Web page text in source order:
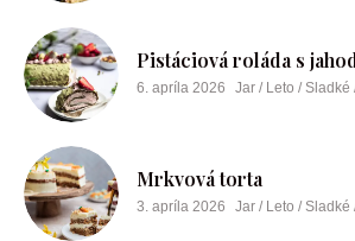
Pistáciová roláda s
6. apríla 2026 Jar / Leto / Sladké
Mrkvová torta
3. apríla 2026 Jar / Leto / Sladké